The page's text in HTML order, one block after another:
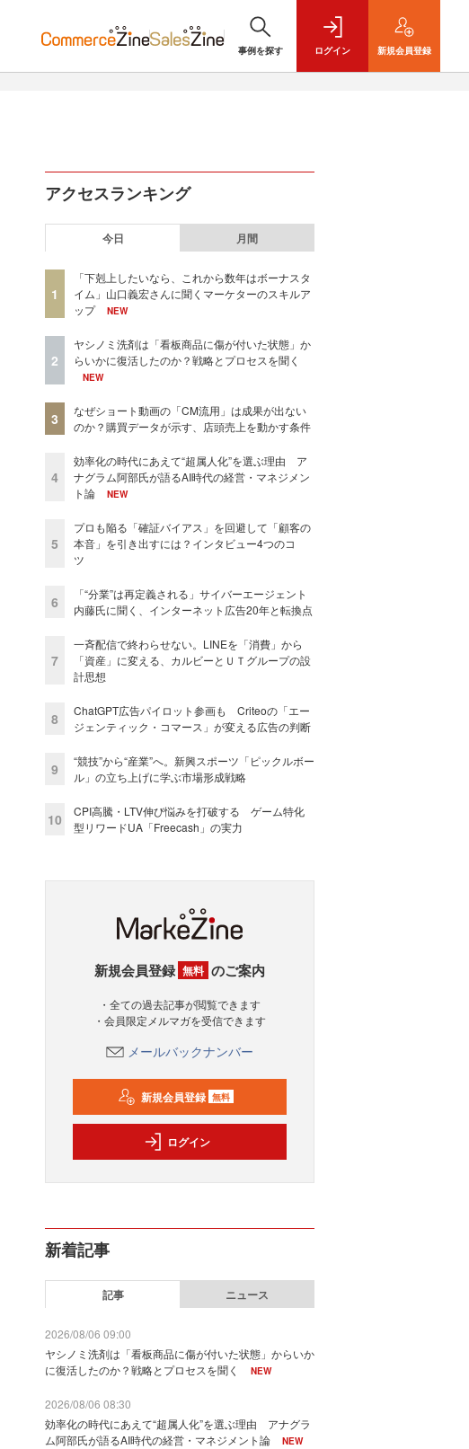
事例を探す ログイン 新規会員登録
アクセスランキング
今日 月間
1
「下剋上したいなら、これから数年はボーナスタ
イム」山口義宏さんに聞くマーケターのスキルア
ップ
NEW
2
ヤシノミ洗剤は「看板商品に傷が付いた状態」か
らいかに復活したのか？戦略とプロセスを聞く
NEW
3
なぜショート動画の「CM流用」は成果が出ない
のか？購買データが示す、店頭売上を動かす条件
4
効率化の時代にあえて“超属人化”を選ぶ理由 ア
ナグラム阿部氏が語るAI時代の経営・マネジメン
ト論
NEW
5
プロも陥る「確証バイアス」を回避して「顧客の
本音」を引き出すには？インタビュー4つのコ
ツ
6
「“分業”は再定義される」サイバーエージェント
内藤氏に聞く、インターネット広告20年と転換点
7
一斉配信で終わらせない。LINEを「消費」から
「資産」に変える、カルビーとＵＴグループの設
計思想
8
ChatGPT広告パイロット参画も Criteoの「エー
ジェンティック・コマース」が変える広告の判断
9
“競技”から“産業”へ。新興スポーツ「ピックルボー
ル」の立ち上げに学ぶ市場形成戦略
10
CPI高騰・LTV伸び悩みを打破する ゲーム特化
型リワードUA「Freecash」の実力
新規会員登録 無料 のご案内
・全ての過去記事が閲覧できます
・会員限定メルマガを受信できます
メールバックナンバー
新規会員登録 無料
ログイン
新着記事
記事 ニュース
2026/08/06 09:00
ヤシノミ洗剤は「看板商品に傷が付いた状態」からいか
に復活したのか？戦略とプロセスを聞く
NEW
2026/08/06 08:30
効率化の時代にあえて“超属人化”を選ぶ理由 アナグラ
ム阿部氏が語るAI時代の経営・マネジメント論
NEW